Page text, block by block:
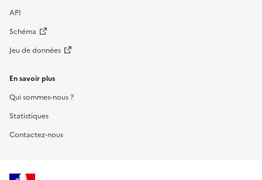
API
Schéma
Jeu de données
En savoir plus
Qui sommes-nous ?
Statistiques
Contactez-nous